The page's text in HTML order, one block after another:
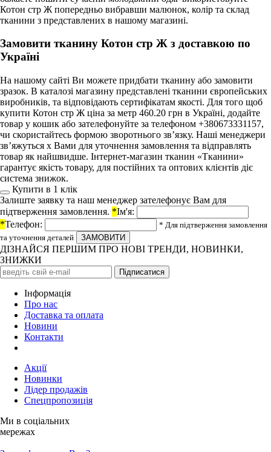
Котон стр Ж попередньо вибравши малюнок, колір та склад
тканини з представлених в нашому магазині.
Замовити тканину Котон стр Ж з доставкою по
Україні
На нашому сайті Ви можете придбати тканину або замовити
зразок. В каталозі магазину представлені тканини європейських
виробників, та відповідають сертифікатам якості. Для того щоб
купити Котон стр Ж ціна за метр 460.20 грн в Україні, додайте
товар у кошик або зателефонуйте за телефоном +380673331157,
чи скористайтесь формою зворотнього зв’язку. Наші менеджери
зв’яжуться х Вами для уточнення замовлення та відправлять
товар як найшвидше. Інтернет-магазин тканин «Тканини»
гарантує якість товару, для постійних та оптових клієнтів діє
система знижок.
Купити в 1 клiк
Залиште заявку та наш менеджер зателефонує Вам для
підтверження замовлення. *Ім'я:
*Телефон:
* Для підтверження замовлення
та уточнення деталей
ДІЗНАЙСЯ ПЕРШИМ ПРО НОВІ ТРЕНДИ, НОВИНКИ,
ЗНИЖКИ
Iнформація
Про нас
Доставка та оплата
Новини
Контакти
Акції
Новинки
Лідер продажів
Спецпропозиція
Ми в соціальних
мережах